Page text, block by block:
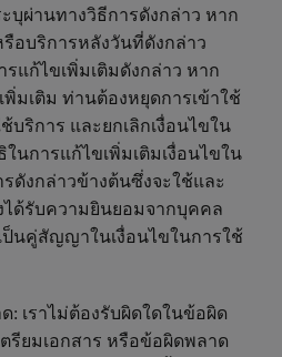
บุผ่านทางวิธีการดังกล่าว หาก
อบริการหลังวันที่ดังกล่าว
แก้ไขเพิ่มเติมดังกล่าว หาก
มเติม ท่านต้องหยุดการเข้าใช้
ริการ และยกเลิกเงื่อนไขใน
นการแก้ไขเพิ่มเติมเงื่อนไขใน
ดังกล่าวข้างต้นซึ่งจะใช้และ
ได้รับความยินยอมจากบุคคล
ป็นคู่สัญญาในเงื่อนไขในการใช้
: เราไม่ต้องรับผิดใดในข้อผิด
รียมเอกสาร หรือข้อผิดพลาด